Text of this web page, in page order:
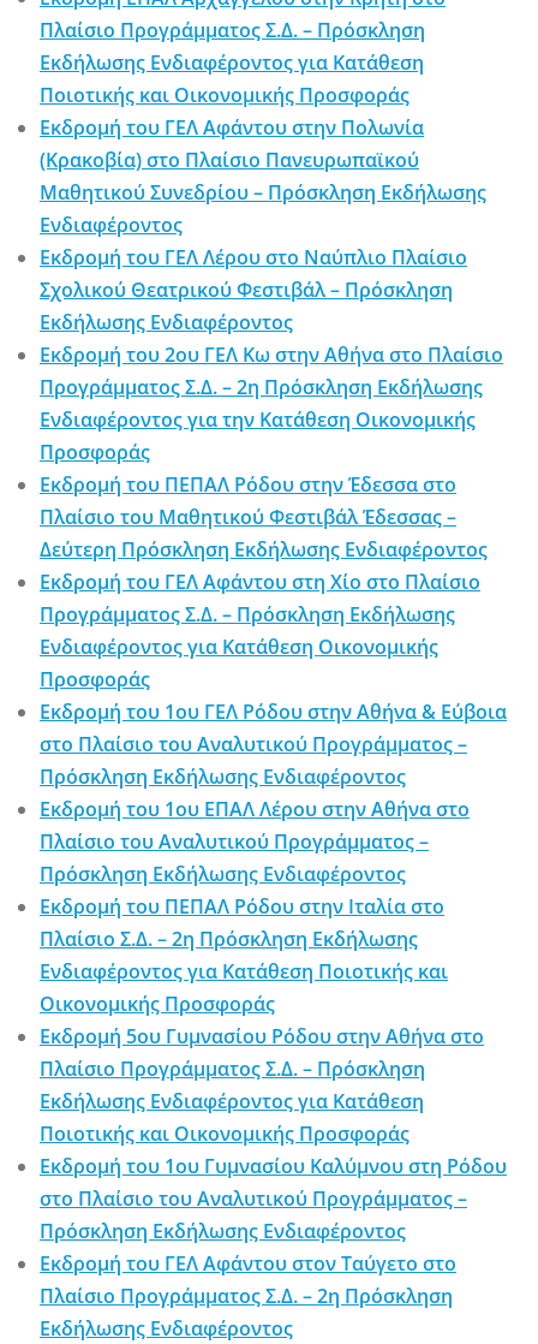
Πλαίσιο Προγράμματος Σ.Δ. – Πρόσκληση
Εκδήλωσης Ενδιαφέροντος για Κατάθεση
Ποιοτικής και Οικονομικής Προσφοράς
Εκδρομή του ΓΕΛ Αφάντου στην Πολωνία
(Κρακοβία) στο Πλαίσιο Πανευρωπαϊκού
Μαθητικού Συνεδρίου – Πρόσκληση Εκδήλωσης
Ενδιαφέροντος
Εκδρομή του ΓΕΛ Λέρου στο Ναύπλιο Πλαίσιο
Σχολικού Θεατρικού Φεστιβάλ – Πρόσκληση
Εκδήλωσης Ενδιαφέροντος
Εκδρομή του 2ου ΓΕΛ Κω στην Αθήνα στο Πλαίσιο
Προγράμματος Σ.Δ. – 2η Πρόσκληση Εκδήλωσης
Ενδιαφέροντος για την Κατάθεση Οικονομικής
Προσφοράς
Εκδρομή του ΠΕΠΑΛ Ρόδου στην Έδεσσα στο
Πλαίσιο του Μαθητικού Φεστιβάλ Έδεσσας –
Δεύτερη Πρόσκληση Εκδήλωσης Ενδιαφέροντος
Εκδρομή του ΓΕΛ Αφάντου στη Χίο στο Πλαίσιο
Προγράμματος Σ.Δ. – Πρόσκληση Εκδήλωσης
Ενδιαφέροντος για Κατάθεση Οικονομικής
Προσφοράς
Εκδρομή του 1ου ΓΕΛ Ρόδου στην Αθήνα & Εύβοια
στο Πλαίσιο του Αναλυτικού Προγράμματος –
Πρόσκληση Εκδήλωσης Ενδιαφέροντος
Εκδρομή του 1ου ΕΠΑΛ Λέρου στην Αθήνα στο
Πλαίσιο του Αναλυτικού Προγράμματος –
Πρόσκληση Εκδήλωσης Ενδιαφέροντος
Εκδρομή του ΠΕΠΑΛ Ρόδου στην Ιταλία στο
Πλαίσιο Σ.Δ. – 2η Πρόσκληση Εκδήλωσης
Ενδιαφέροντος για Κατάθεση Ποιοτικής και
Οικονομικής Προσφοράς
Εκδρομή 5ου Γυμνασίου Ρόδου στην Αθήνα στο
Πλαίσιο Προγράμματος Σ.Δ. – Πρόσκληση
Εκδήλωσης Ενδιαφέροντος για Κατάθεση
Ποιοτικής και Οικονομικής Προσφοράς
Εκδρομή του 1ου Γυμνασίου Καλύμνου στη Ρόδου
στο Πλαίσιο του Αναλυτικού Προγράμματος –
Πρόσκληση Εκδήλωσης Ενδιαφέροντος
Εκδρομή του ΓΕΛ Αφάντου στον Ταύγετο στο
Πλαίσιο Προγράμματος Σ.Δ. – 2η Πρόσκληση
Εκδήλωσης Ενδιαφέροντος